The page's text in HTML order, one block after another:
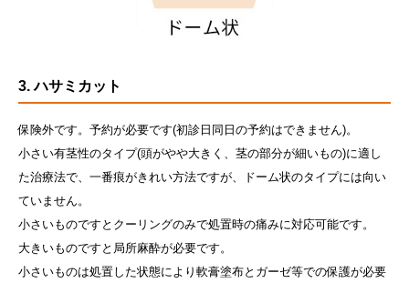
3. ハサミカット
保険外です。予約が必要です(初診日同日の予約はできません)。
小さい有茎性のタイプ(頭がやや大きく、茎の部分が細いもの)に適し
た治療法で、一番痕がきれい方法ですが、ドーム状のタイプには向い
ていません。
小さいものですとクーリングのみで処置時の痛みに対応可能です。
大きいものですと局所麻酔が必要です。
小さいものは処置した状態により軟膏塗布とガーゼ等での保護が必要